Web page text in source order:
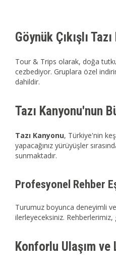
Göynük Çıkışlı
Tour & Trips olarak, doğa
cezbediyor. Gruplara özel
dahildir.
Tazı Kanyonu'nun
Tazı Kanyonu, Türkiye'nin
yapacağınız yürüyüşler
sunmaktadır.
Profesyonel Rehber
Turumuz boyunca deneyimli
ilerleyeceksiniz.
Konforlu Ulaşım